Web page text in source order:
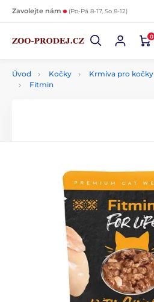
Zavolejte nám (Po-Pá 8-17, So 8-12)
0
Úvod Kočky Krmiva pro kočky
Fitmin